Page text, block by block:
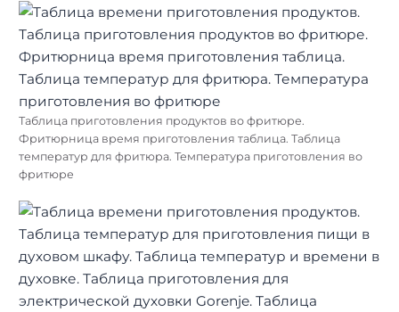
Таблица приготовления продуктов во фритюре.
Фритюрница время приготовления таблица. Таблица
температур для фритюра. Температура приготовления во
фритюре